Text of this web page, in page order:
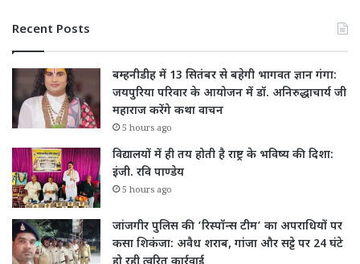
Recent Posts
बम्हनीडीह में 13 सितंबर से बहेगी भागवत ज्ञान गंगा:
जयपुरिया परिवार के आयोजन में डॉ. अनिरुद्धाचार्य जी
महाराज करेंगे कथा वाचन
5 hours ago
विद्यालयों में ही तय होती है राष्ट्र के भविष्य की दिशा:
इंजी. रवि पाण्डेय
5 hours ago
जांजगीर पुलिस की ‘रिस्पॉन्स टीम’ का अपराधियों पर
कसा शिकंजा: अवैध शराब, गांजा और सट्टे पर 24 घंटे